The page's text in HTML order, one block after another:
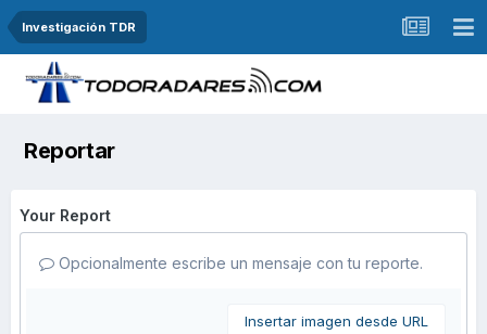
Investigación TDR
Reportar
Your Report
Opcionalmente escribe un mensaje con tu reporte.
Insertar imagen desde URL